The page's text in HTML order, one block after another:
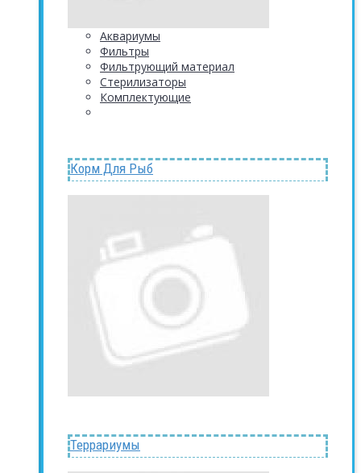
Аквариумы
Фильтры
Фильтрующий материал
Стерилизаторы
Комплектующие
Корм Для Рыб
Террариумы